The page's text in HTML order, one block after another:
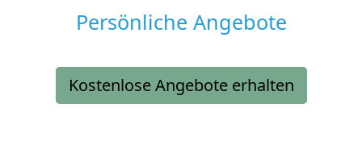
Persönliche Angebote
Kostenlose Angebote erhalten